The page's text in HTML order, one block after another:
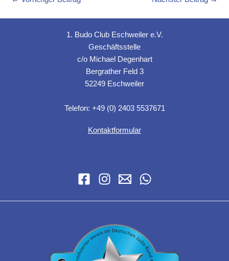
1. Budo Club Eschweiler e.V.
Geschäftsstelle
c/o Michael Degenhart
Bergrather Feld 3
52249 Eschweiler
Telefon: +49 (0) 2403 5537671
Kontaktformular